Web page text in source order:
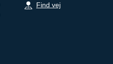
Find vej